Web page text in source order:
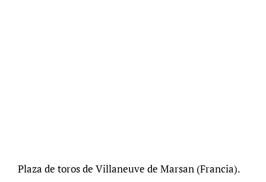
Plaza de toros de Villaneuve de Marsan (Francia).